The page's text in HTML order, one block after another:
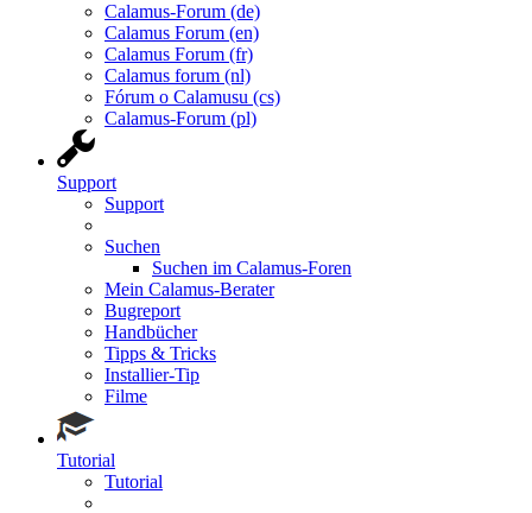
Calamus-Forum (de)
Calamus Forum (en)
Calamus Forum (fr)
Calamus forum (nl)
Fórum o Calamusu (cs)
Calamus-Forum (pl)
Support
Support
Suchen
Suchen im Calamus-Foren
Mein Calamus-Berater
Bugreport
Handbücher
Tipps & Tricks
Installier-Tip
Filme
Tutorial
Tutorial